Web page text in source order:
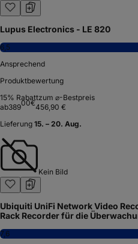
Lupus Electronics - LE 820
6,5
Ansprechend
Produktbewertung
15% Rabattzum ⌀-Bestpreis
ab38900€456,90 €
Lieferung 15. – 20. Aug.
Kein Bild
Ubiquiti UniFi Network Video
Rack Recorder für die
7,6